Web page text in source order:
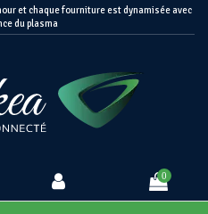
et chaque fourniture est dynamisée avec
du plasma
0